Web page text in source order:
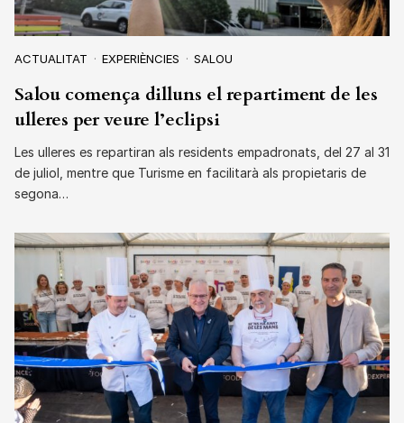
ACTUALITAT EXPERIÈNCIES SALOU
Salou comença dilluns el repartiment de les
ulleres per veure l’eclipsi
Les ulleres es repartiran als residents empadronats, del 27 al 31
de juliol, mentre que Turisme en facilitarà als propietaris de
segona…